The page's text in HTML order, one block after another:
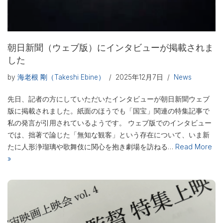
朝日新聞（ウェブ版）にインタビューが掲載されま
した
by 海老根 剛（Takeshi Ebine） 2025年12月7日 News
先日、記者の方にしていただいたインタビューが朝日新聞ウェブ
版に掲載されました。紙面のほうでも「国宝」関連の特集記事で
私の発言が引用されているようです。 ウェブ版でのインタビュー
では、拙著で論じた「無知な観客」という存在について、いま新
たに人形浄瑠璃や歌舞伎に関心を抱き劇場を訪ねる… Read More
»